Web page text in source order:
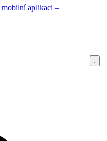
mobilní aplikaci –